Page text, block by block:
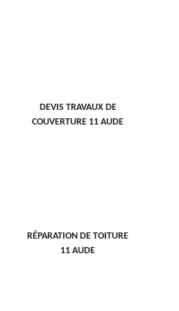
DEVIS TRAVAUX DE
COUVERTURE 11 AUDE
RÉPARATION DE TOITURE
11 AUDE